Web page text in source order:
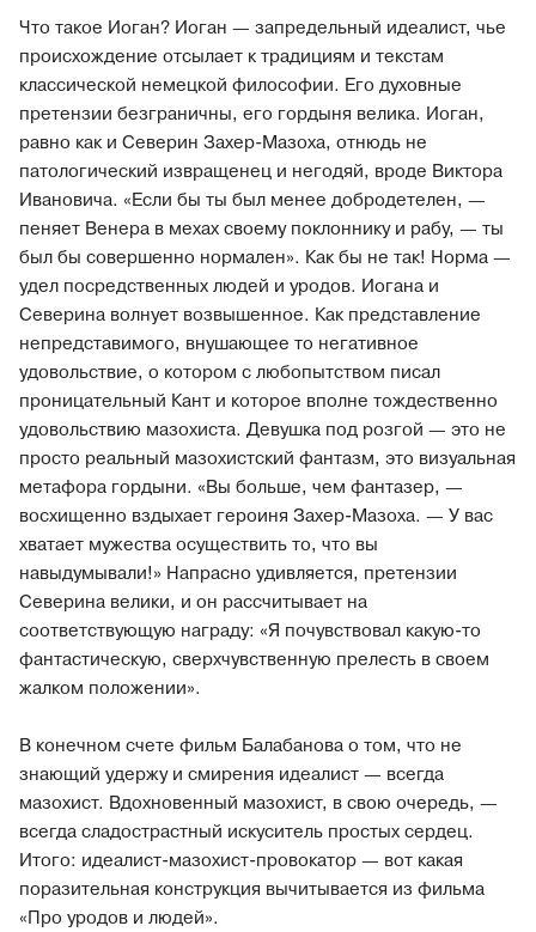
Что такое Иоган? Иоган — запредельный идеалист, чье
происхождение отсылает к традициям и текстам
классической немецкой философии. Его духовные
претензии безграничны, его гордыня велика. Иоган,
равно как и Северин Захер-Мазоха, отнюдь не
патологический извращенец и негодяй, вроде Виктора
Ивановича. «Если бы ты был менее добродетелен, —
пеняет Венера в мехах своему поклоннику и рабу, — ты
был бы совершенно нормален». Как бы не так! Норма —
удел посредственных людей и уродов. Иогана и
Северина волнует возвышенное. Как представление
непредставимого, внушающее то негативное
удовольствие, о котором с любопытством писал
проницательный Кант и которое вполне тождественно
удовольствию мазохиста. Девушка под розгой — это не
просто реальный мазохистский фантазм, это визуальная
метафора гордыни. «Вы больше, чем фантазер, —
восхищенно вздыхает героиня Захер-Мазоха. — У вас
хватает мужества осуществить то, что вы
навыдумывали!» Напрасно удивляется, претензии
Северина велики, и он рассчитывает на
соответствующую награду: «Я почувствовал какую-то
фантастическую, сверхчувственную прелесть в своем
жалком положении».
В конечном счете фильм Балабанова о том, что не
знающий удержу и смирения идеалист — всегда
мазохист. Вдохновенный мазохист, в свою очередь, —
всегда сладострастный искуситель простых сердец.
Итого: идеалист-мазохист-провокатор — вот какая
поразительная конструкция вычитывается из фильма
«Про уродов и людей».